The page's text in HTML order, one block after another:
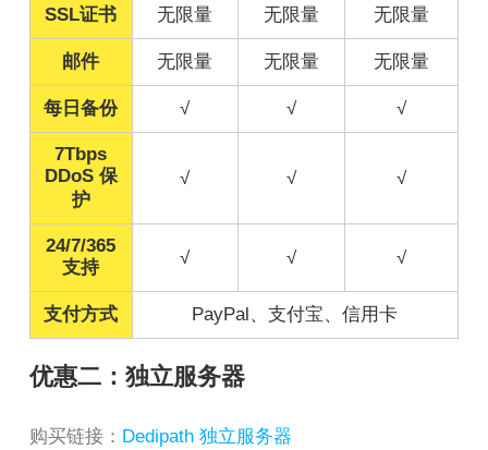
SSL证书 无限量 无限量 无限量
邮件 无限量 无限量 无限量
每日备份 √ √ √
7Tbps
DDoS 保
护
√ √ √
24/7/365
支持
√ √ √
支付方式 PayPal、支付宝、信用卡
优惠二：独立服务器
购买链接： Dedipath 独立服务器